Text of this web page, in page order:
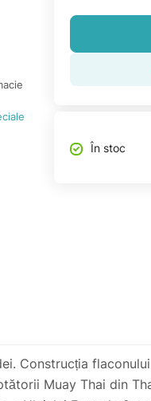
În stoc
Construcția
Muay Thai din